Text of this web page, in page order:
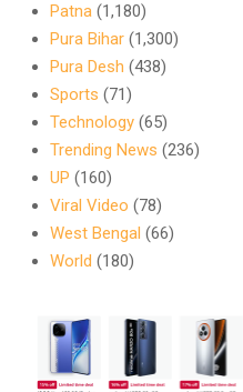
Patna (1,180)
Pura Bihar (1,300)
Pura Desh (438)
Sports (71)
Technology (65)
Trending News (236)
UP (160)
Viral Video (78)
West Bengal (66)
World (180)